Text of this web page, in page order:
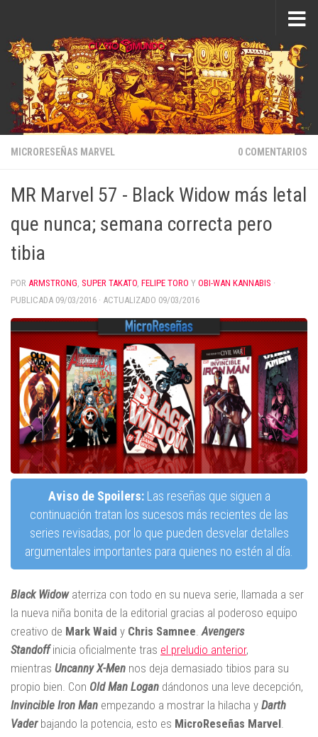
MICRORESEÑAS MARVEL 0 COMENTARIOS
MR Marvel 57 - Black Widow más letal
que nunca; semana correcta pero
tibia
POR ARMSTRONG, SUPER TAKATO, FELIPE TORO Y OBI-WAN KANNABIS ·
PUBLICADA 09/03/2016 · ACTUALIZADO 09/03/2016
Aviso de Spoilers:Las reseñas que siguen a
continuación tratan los sucesos más recientes de las
series revisadas, por lo que pueden desvelar detalles
argumentales importantes para quienes no estén al día.
Black Widowaterriza con todo en su nueva serie, llamada a ser
la nueva niña bonita de la editorial gracias al poderoso equipo
creativo de Mark Waid y Chris Samnee Avengers
Standoffinicia oficialmente tras el preludio anterior,
mientras Uncanny X-Men nos deja demasiado tibios para su
propio bien. Con Old Man Logan dándonos una leve decepción,
Invincible Iron Man empezando a mostrar la hilacha y Darth
Vaderbajando la potencia, esto es MicroReseñas Marvel